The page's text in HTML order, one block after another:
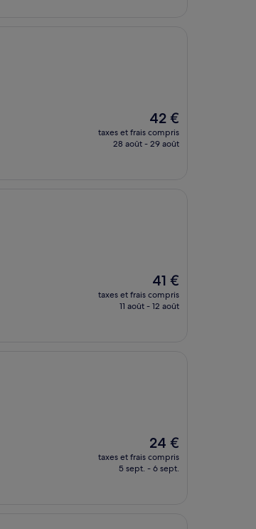
Le
nouveau
prix
42 €
taxes et frais compris
28 août - 29 août
Le
nouveau
prix
41 €
taxes et frais compris
11 août - 12 août
Le
nouveau
prix
24 €
taxes et frais compris
5 sept. - 6 sept.